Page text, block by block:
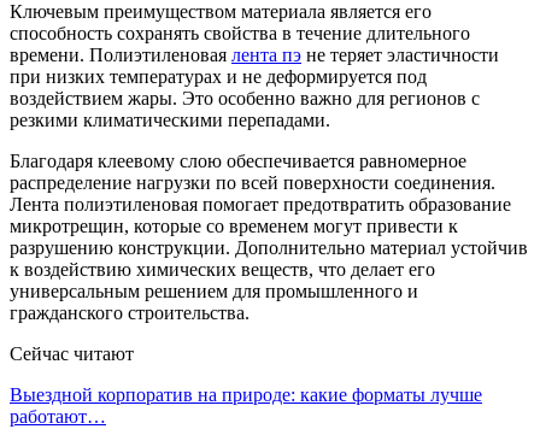
Ключевым преимуществом материала является его
способность сохранять свойства в течение длительного
времени. Полиэтиленовая лента пэ не теряет эластичности
при низких температурах и не деформируется под
воздействием жары. Это особенно важно для регионов с
резкими климатическими перепадами.
Благодаря клеевому слою обеспечивается равномерное
распределение нагрузки по всей поверхности соединения.
Лента полиэтиленовая помогает предотвратить образование
микротрещин, которые со временем могут привести к
разрушению конструкции. Дополнительно материал устойчив
к воздействию химических веществ, что делает его
универсальным решением для промышленного и
гражданского строительства.
Сейчас читают
Выездной корпоратив на природе: какие форматы лучше
работают…